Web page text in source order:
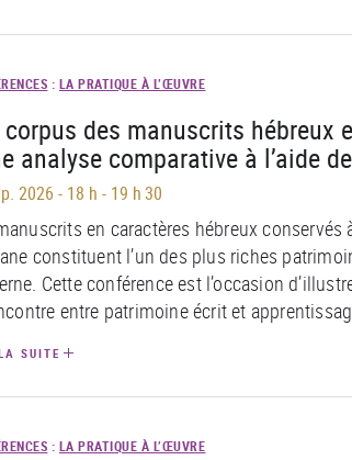
: LA PRATIQUE À L’ŒUVRE
corpus des manuscrits hébreux
analyse comparative à l’aide
2026 - 18 h - 19 h 30
en caractères hébreux
constituent l’un des plus riches
Cette conférence est l’occasion
entre patrimoine écrit et
SUITE
: LA PRATIQUE À L’ŒUVRE